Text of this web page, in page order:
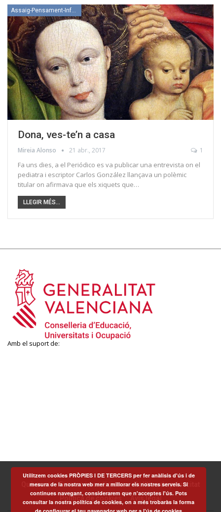
Assaig-Pensament-Informació
Dona, ves-te’n a casa
Mireia Alonso 21 abr., 2017 1
Fa uns dies, a el Periódico es va publicar una entrevista on el
pediatra i escriptor Carlos González llançava un polèmic
titular on afirmava que els xiquets que…
LLEGIR MÉS...
Amb el suport de:
Què som Termes i condicions
Política de privacitat
Política de cookies
Avís legal
Utilitzem cookies PRÒPIES I DE TERCERS per fer anàlisis d'ús i de
mesura de la nostra web mer a millorar els nostres serveis. Si
continues navegant, considerarem que n'acceptes l'ús. Pots
consultar la nostra política de cookies, on a més trobaràs la forma